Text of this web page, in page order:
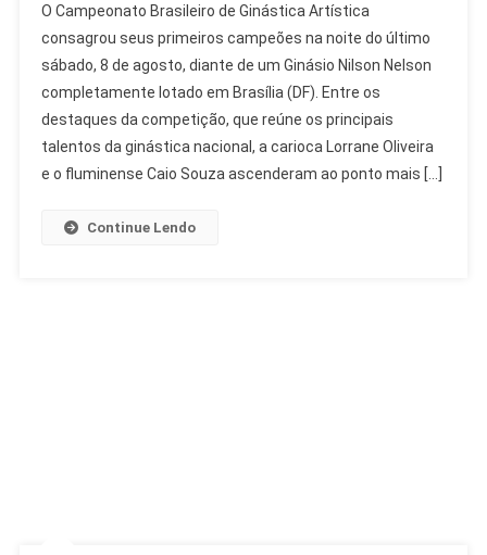
Oliveira
E
Caio
Souza
Conquistam
Ouro
No
O Campeonato Brasileiro de Ginástica Artística
consagrou seus primeiros campeões na noite do último
sábado, 8 de agosto, diante de um Ginásio Nilson Nelson
completamente lotado em Brasília (DF). Entre os
destaques da competição, que reúne os principais
talentos da ginástica nacional, a carioca Lorrane Oliveira
e o fluminense Caio Souza ascenderam ao ponto mais […]
Continue Lendo